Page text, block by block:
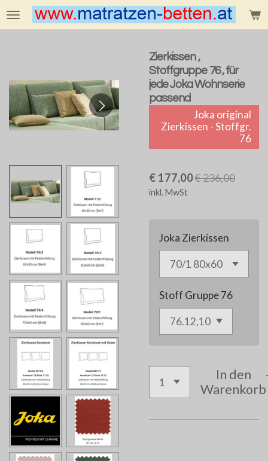
Zum
Hauptinhalt
Zierkissen ,
Stoffgruppe 76 , für
jede Joka Wohnserie
passend
Joka original
Zierkissen - Stoffgr.
76
€ 177,00€ 236,00
inkl. MwSt
Joka Zierkissen
Stoff Gruppe 76
In den
Warenkorb